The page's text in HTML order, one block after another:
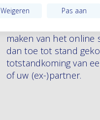
reviewer contact op
overeenstemming
maken van het online
dan toe tot stand
totstandkoming van
of uw (ex-)partner.
Weigeren Pas aan